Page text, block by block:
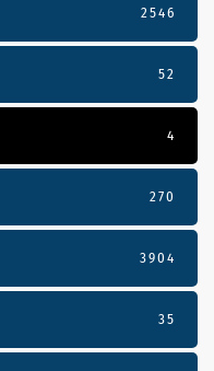
2546
52
4
270
3904
35